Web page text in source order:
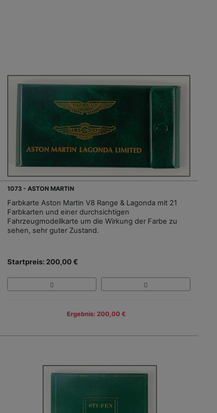
1073 - ASTON MARTIN
Farbkarte Aston Martin V8 Range & Lagonda mit 21
Farbkarten und einer durchsichtigen
Fahrzeugmodellkarte um die Wirkung der Farbe zu
sehen, sehr guter Zustand.
Startpreis: 200,00 €
Ergebnis: 200,00 €